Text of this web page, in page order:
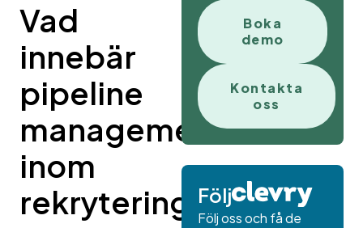
Vad
innebär
pipeline
management
inom
rekrytering?
Boka
demo
Kontakta
oss
Följ
Följ oss och få de